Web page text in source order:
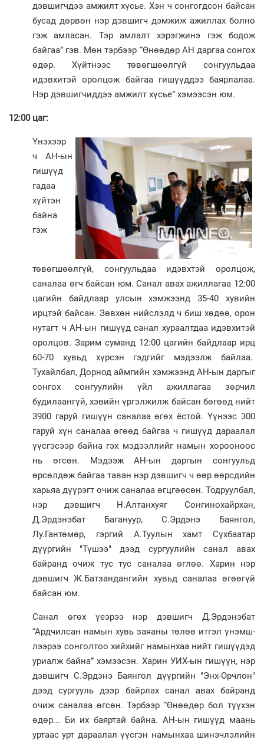
дэвшигчдээ амжилт хүсье. Хэн ч сонгогдсон байсан
бусад дөрвөн нэр дэвшигч дэмжиж ажиллах болно
гэж амласан. Тэр амлалт хэрэгжинэ гэж бодож
байгаа” гэв. Мөн тэрбээр “Өнөөдөр АН даргаа сонгох
өдөр. Хүйтнээс төвөгшөөлгүй сонгуульдаа
идэвхитэй оролцож байгаа гишүүддээ баярлалаа.
Нэр дэвшигчиддээ амжилт хүсье” хэмээсэн юм.
12:00 цаг:
Үнэхээр
ч АН-ын
гишүүд
гадаа
хүйтэн
байна
гэж
төвөгшөөлгүй, сонгуульдаа идэвхтэй оролцож,
саналаа өгч байсан юм. Санал авах ажиллагаа 12:00
цагийн байдлаар улсын хэмжээнд 35-40 хувийн
ирцтэй байсан. Зөвхөн нийслэлд ч биш хөдөө, орон
нутагт ч АН-ын гишүүд санал хураалтдаа идэвхитэй
оролцов. Зарим суманд 12:00 цагийн байдлаар ирц
60-70 хувьд хүрсэн гэдгийг мэдээлж байлаа.
Тухайлбал, Дорнод аймгийн хэмжээнд АН-ын даргыг
сонгох сонгуулийн үйл ажиллагаа зөрчил
будилаангүй, хэвийн үргэлжилж байсан бөгөөд нийт
3900 гаруй гишүүн саналаа өгөх ёстой. Үүнээс 300
гаруй хүн саналаа өгөөд байгаа ч гишүүд дараалал
үүсгэсээр байна гэх мэдээллийг намын хорооноос
нь өгсөн. Мэдээж АН-ын даргын сонгуульд
өрсөлдөж байгаа таван нэр дэвшигч ч өөр өөрсдийн
харьяа дүүрэгт очиж саналаа өгцгөөсөн. Тодруулбал,
нэр дэвшигч Н.Алтанхуяг Сонгинохайрхан,
Д.Эрдэнэбат Багануур, С.Эрдэнэ Баянгол,
Лу.Гантөмөр, гэргий А.Туулын хамт Сүхбаатар
дүүргийн "Түшээ" дээд сургуулийн санал авах
байранд очиж тус тус саналаа өглөө. Харин нэр
дэвшигч Ж.Батзандангийн хувьд саналаа өгөөгүй
байсан юм.
Санал өгөх үеэрээ нэр дэвшигч Д.Эрдэнэбат
“Ардчилсан намын хувь заяаны төлөө итгэл үнэмш­
лээрээ сонголтоо хийхийг намын­хаа нийт гишүүдэд
уриалж байна” хэмээсэн. Харин УИХ-ын гишүүн, нэр
дэвшигч С.Эрдэнэ Баянгол дүүргийн "Энх-Орчлон"
дээд сургууль дээр байрлах санал авах байранд
очиж саналаа өгсөн. Тэрбээр “Өнөөдөр бол түүхэн
өдөр... Би их баяртай байна. АН-ын гишүүд маань
уртаас урт дараалал үүсгэн намынхаа шинэчлэлийн